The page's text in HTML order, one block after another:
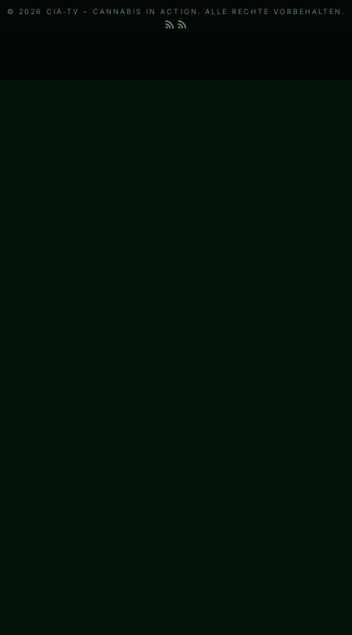
© 2026 CIA-TV – CANNABIS IN ACTION. ALLE RECHTE VORBEHALTEN.